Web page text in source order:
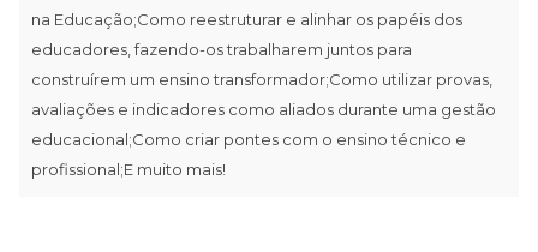
na Educação;Como reestruturar e alinhar os papéis dos
educadores, fazendo-os trabalharem juntos para
construírem um ensino transformador;Como utilizar provas,
avaliações e indicadores como aliados durante uma gestão
educacional;Como criar pontes com o ensino técnico e
profissional;E muito mais!